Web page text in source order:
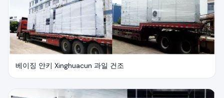
베이징 얀키 Xinghuacun 과일 건조